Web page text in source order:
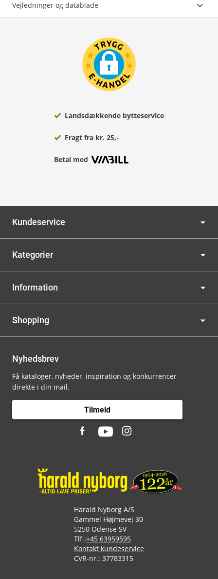
Vejledninger og datablade
Landsdækkende bytteservice
Fragt fra kr. 25,-
Betal med
Kundeservice
Kategorier
Information
Shopping
Nyhedsbrev
Få kataloger, nyheder, inspiration og konkurrencer
direkte i din mail.
Tilmeld
Harald Nyborg A/S
Gammel Højmevej 30
5250 Odense SV
Tlf.:+45 63959595
Kontakt kundeservice
CVR-nr.: 37783315